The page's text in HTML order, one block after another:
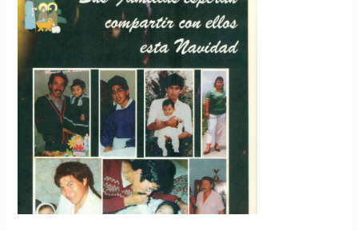
esperan
compartir
con
ellos
esta
Navidad